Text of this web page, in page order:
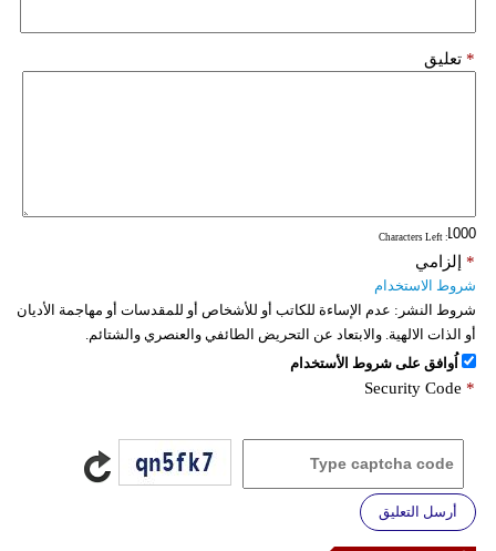
تعليق *
: Characters Left
إلزامي *
شروط الاستخدام
شروط النشر: عدم الإساءة للكاتب أو للأشخاص أو للمقدسات أو مهاجمة الأديان
أو الذات الالهية. والابتعاد عن التحريض الطائفي والعنصري والشتائم.
اُوافق على شروط الأستخدام
Security Code *
أرسل التعليق